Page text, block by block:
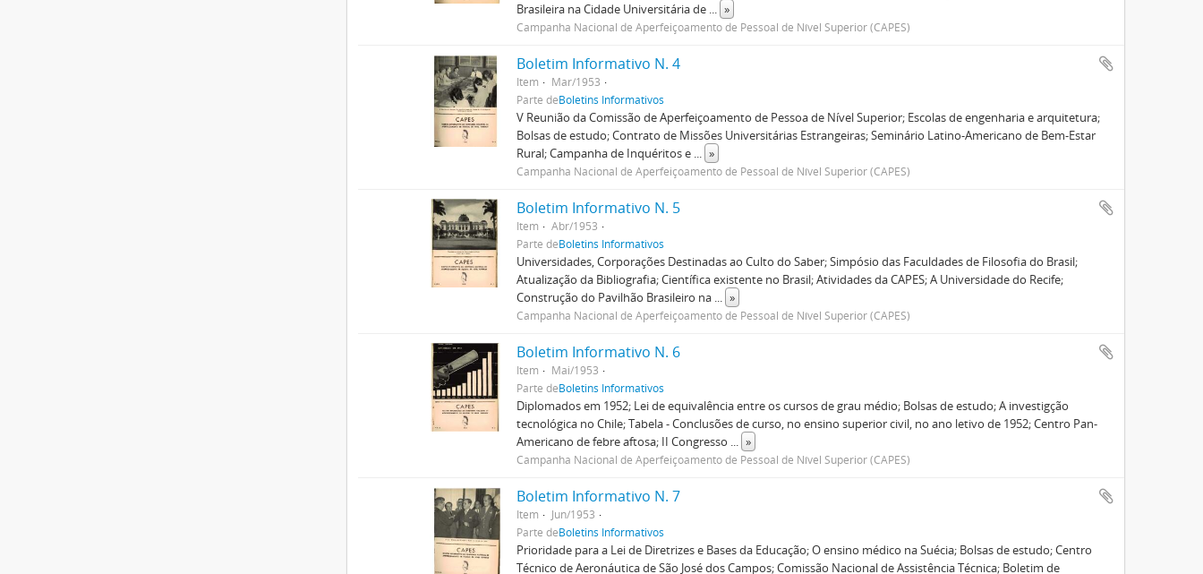
Brasileira na Cidade Universitária de ... »
Campanha Nacional de Aperfeiçoamento de Pessoal de Nível Superior (CAPES)
Boletim Informativo N. 4
Item
Mar/1953
Parte deBoletins Informativos
V Reunião da Comissão de Aperfeiçoamento de Pessoa de Nível Superior; Escolas de engenharia e arquitetura;
Bolsas de estudo; Contrato de Missões Universitárias Estrangeiras; Seminário Latino-Americano de Bem-Estar
Rural; Campanha de Inquéritos e ... »
Campanha Nacional de Aperfeiçoamento de Pessoal de Nível Superior (CAPES)
Boletim Informativo N. 5
Item
Abr/1953
Parte deBoletins Informativos
Universidades, Corporações Destinadas ao Culto do Saber; Simpósio das Faculdades de Filosofia do Brasil;
Atualização da Bibliografia; Científica existente no Brasil; Atividades da CAPES; A Universidade do Recife;
Construção do Pavilhão Brasileiro na ... »
Campanha Nacional de Aperfeiçoamento de Pessoal de Nível Superior (CAPES)
Boletim Informativo N. 6
Item
Mai/1953
Parte deBoletins Informativos
Diplomados em 1952; Lei de equivalência entre os cursos de grau médio; Bolsas de estudo; A investigção
tecnológica no Chile; Tabela - Conclusões de curso, no ensino superior civil, no ano letivo de 1952; Centro Pan-
Americano de febre aftosa; II Congresso ... »
Campanha Nacional de Aperfeiçoamento de Pessoal de Nível Superior (CAPES)
Boletim Informativo N. 7
Item
Jun/1953
Parte deBoletins Informativos
Prioridade para a Lei de Diretrizes e Bases da Educação; O ensino médico na Suécia; Bolsas de estudo; Centro
Técnico de Aeronáutica de São José dos Campos; Comissão Nacional de Assistência Técnica; Boletim de